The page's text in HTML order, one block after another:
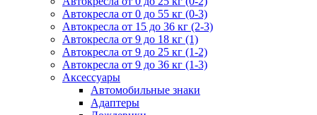
Автокресла от 0 до 55 кг (0-3)
Автокресла от 15 до 36 кг (2-3)
Автокресла от 9 до 18 кг (1)
Автокресла от 9 до 25 кг (1-2)
Автокресла от 9 до 36 кг (1-3)
Аксессуары
Автомобильные знаки
Адаптеры